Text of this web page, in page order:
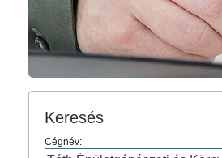
Keresés
Cégnév: